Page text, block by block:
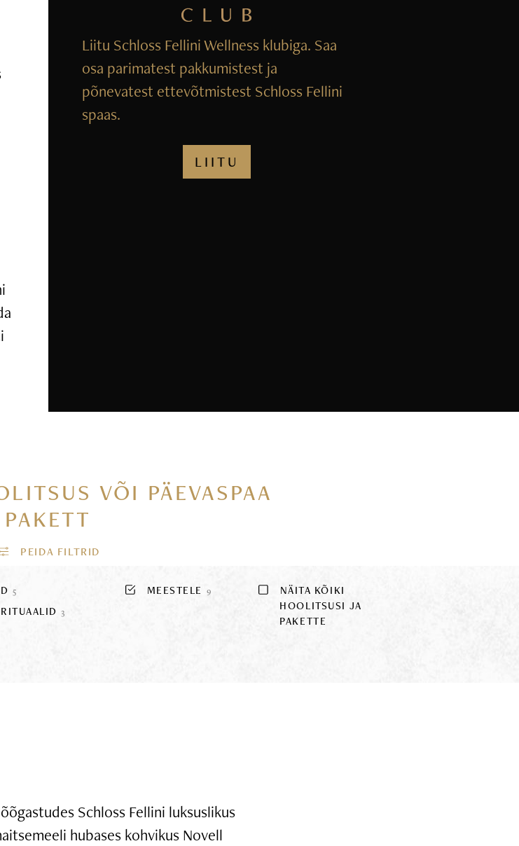
Liitu Schloss Fellini Wellness klubiga. Saa
osa parimatest pakkumistest ja
põnevatest ettevõtmistest Schloss Fellini
spaas.
LIITU
VÕI PÄEVASPAA
PAKETT
5
3
MEESTELE 9
NÄITA KÕIKI
HOOLITSUSI JA
PAKETTE
Schloss Fellini luksuslikus
hubases kohvikus Novell